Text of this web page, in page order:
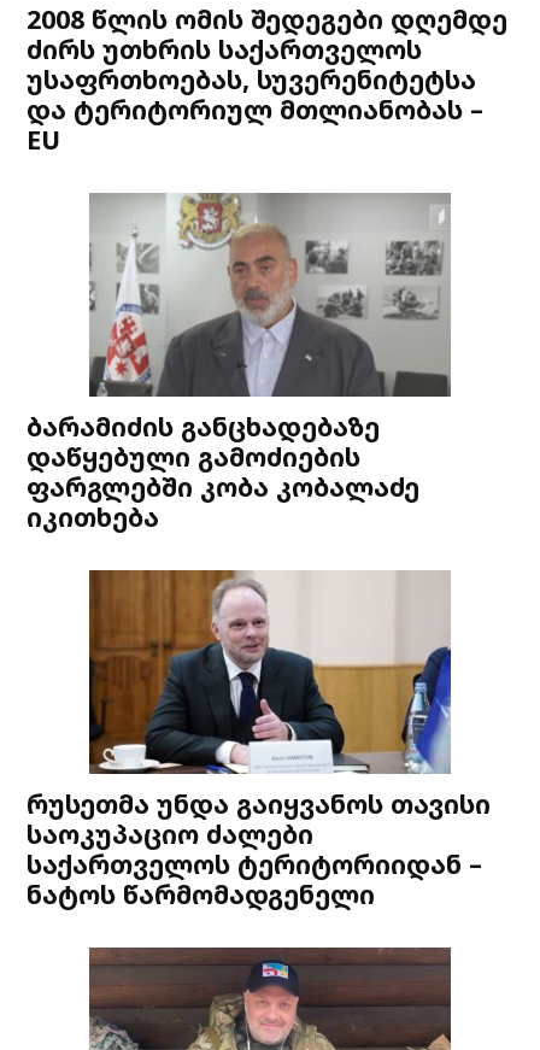
2008 წლის ომის შედეგები დღემდე
ძირს უთხრის საქართველოს
უსაფრთხოებას, სუვერენიტეტსა
და ტერიტორიულ მთლიანობას –
EU
ბარამიძის განცხადებაზე
დაწყებული გამოძიების
ფარგლებში კობა კობალაძე
იკითხება
რუსეთმა უნდა გაიყვანოს თავისი
საოკუპაციო ძალები
საქართველოს ტერიტორიიდან –
ნატოს წარმომადგენელი